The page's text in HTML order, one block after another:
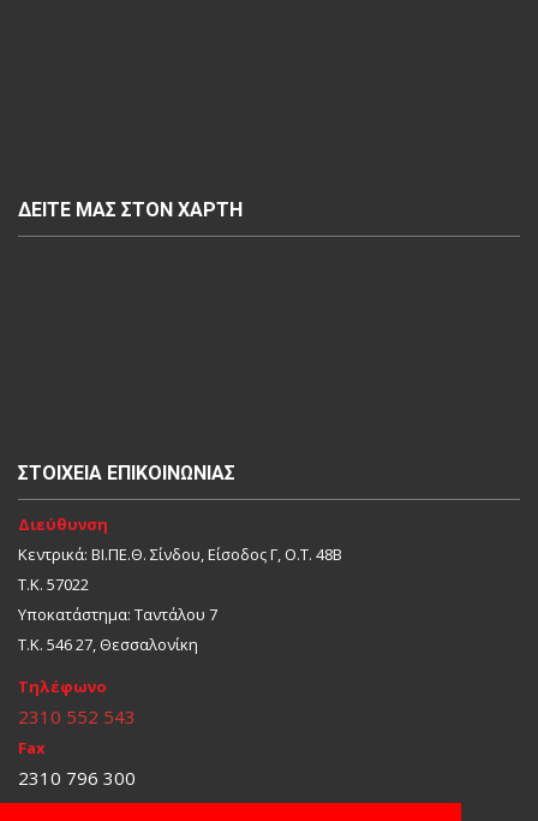
ΔΕΊΤΕ ΜΑΣ ΣΤΟΝ ΧΆΡΤΗ
ΣΤΟΙΧΕΊΑ ΕΠΙΚΟΙΝΩΝΊΑΣ
Διεύθυνση
Κεντρικά: ΒΙ.ΠΕ.Θ. Σίνδου, Είσοδος Γ, Ο.Τ. 48Β
Τ.Κ. 57022
Υποκατάστημα: Ταντάλου 7
Τ.Κ. 546 27, Θεσσαλονίκη
Τηλέφωνο
2310 552 543
Fax
2310 796 300